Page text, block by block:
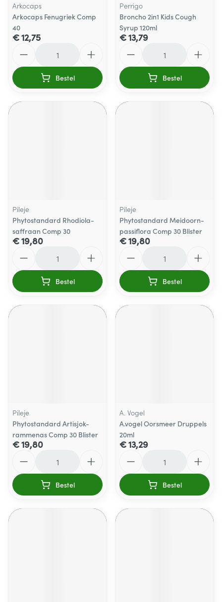
Arkocaps
Arkocaps Fenugriek Comp
40
€ 12,75
Bestel
Perrigo
Broncho 2in1 Kids Cough
Syrup 120ml
€ 13,79
Bestel
Pileje
Phytostandard Rhodiola-
saffraan Comp 30
€ 19,80
Bestel
Pileje
Phytostandard Meidoorn-
passiflora Comp 30 Blister
€ 19,80
Bestel
Pileje
Phytostandard Artisjok-
rammenas Comp 30 Blister
€ 19,80
Bestel
A. Vogel
A.vogel Oorsmeer Druppels
20ml
€ 13,29
Bestel